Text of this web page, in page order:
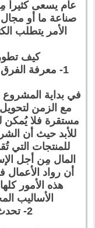
عام يسعى كثيراً
صناعة ما أو
الأمر يتطلب
كيف
1- معرفة الفرق بين المشاريع و الشركات الناشئة
في بداية المشروع
مع الزمن
مستقرة فلا
للأبد حيث أن
للمنتجات التي
المال مِن أجل
أن رواد الأعمال
هذه الأمور
الأساليب
2- تحدث عن فكرتك و دافع عنها